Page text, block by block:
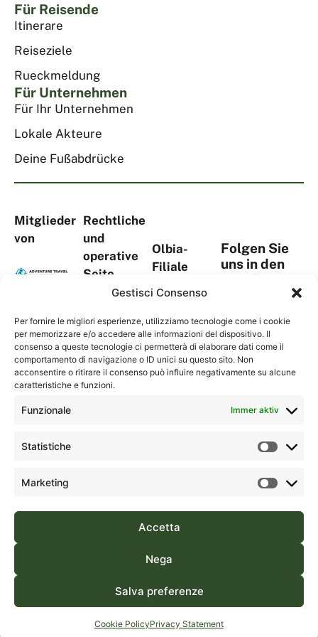
Gestisci Consenso
Per fornire le migliori esperienze, utilizziamo tecnologie come i cookie
per memorizzare e/o accedere alle informazioni del dispositivo. Il
consenso a queste tecnologie ci permetterà di elaborare dati come il
comportamento di navigazione o ID unici su questo sito. Non
acconsentire o ritirare il consenso può influire negativamente su alcune
caratteristiche e funzioni.
Funzionale Immer aktiv
Statistiche
Marketing
Accetta
Nega
Salva preferenze
Cookie PolicyPrivacy Statement
Für Reisende
Itinerare
Reiseziele
Rueckmeldung
Für Unternehmen
Für Ihr Unternehmen
Lokale Akteure
Deine Fußabdrücke
Mitglieder
von
Rechtliche
und
operative
Seite
D’Aquino,
18A
1° Piano,
Torre Blu
554195
Olbia-
Filiale
Complesso
“La
Serenissima
2”
Folgen Sie
uns in den
sozialen
Kontakte
Green Sardinia ist eine Marke von FA Travel Srl | Regionale
Lizenz für Reise- und Tourismusagenturen Sardiniens Nr. 273 |
USt-IdNr. 03018430920 | REA CA240172 | Powered by
Privacy policyCookie policy